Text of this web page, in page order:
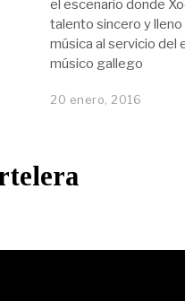
el escenario donde
talento sincero y lleno
música al servicio del
músico gallego
20 enero, 2016